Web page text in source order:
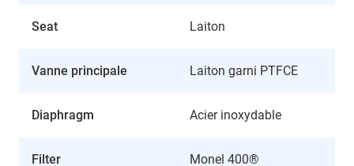
Seat Laiton
Vanne principale Laiton garni PTFCE
Diaphragm Acier inoxydable
Filter Monel 400®